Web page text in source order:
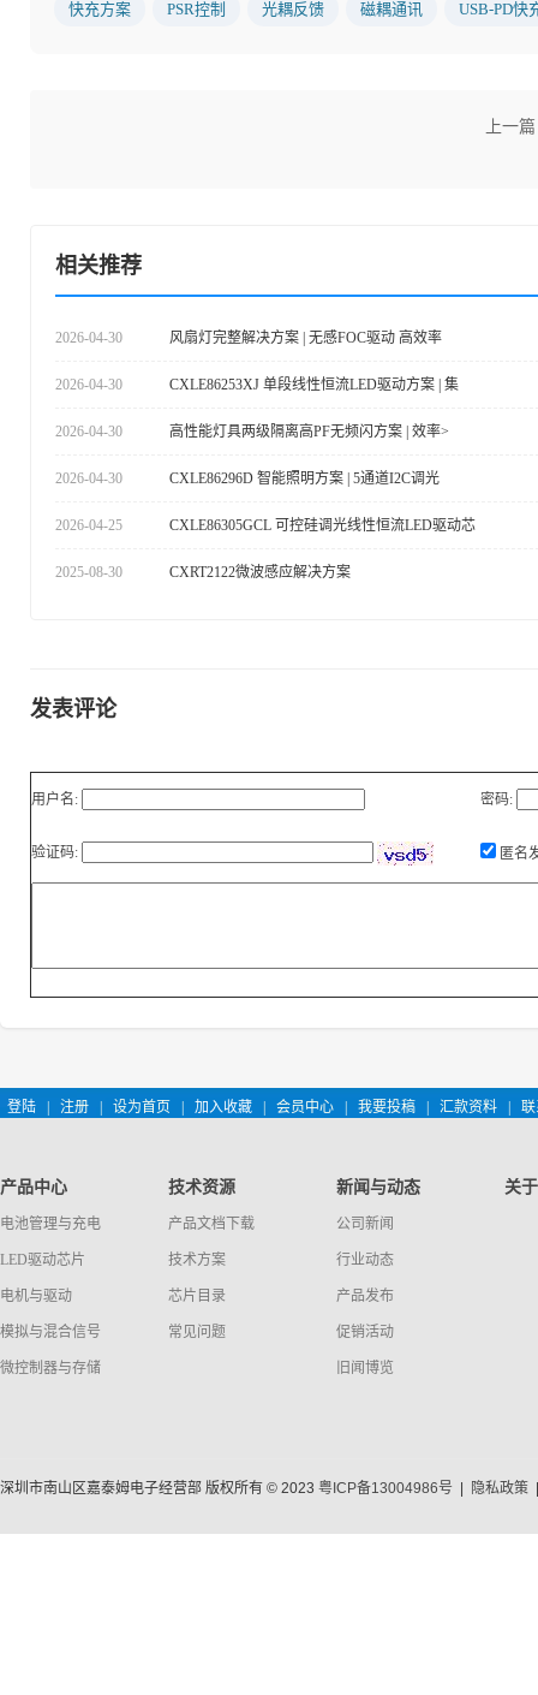
快充方案 PSR控制 光耦反馈 磁耦通讯 USB-PD快
上一
相关推荐
2026-04-30 风扇灯完整解决方案 | 无感FOC驱动 高效率
2026-04-30 CXLE86253XJ 单段线性恒流LED驱动方案 | 集
2026-04-30 高性能灯具两级隔离高PF无频闪方案 | 效率>
2026-04-30 CXLE86296D 智能照明方案 | 5通道I2C调光
2026-04-25 CXLE86305GCL 可控硅调光线性恒流LED驱动芯
2025-08-30 CXRT2122微波感应解决方案
发表评论
用户名: 密码:
验证码: 匿名
登陆 注册 设为首页 加入收藏 会员中心 我要投稿 汇款资料
产品中心
电池管理与充电
LED驱动芯片
电机与驱动
模拟与混合信号
微控制器与存储
技术资源
产品文档下载
技术方案
芯片目录
常见问题
新闻与动态
公司新闻
行业动态
产品发布
促销活动
旧闻博览
关
深圳市南山区嘉泰姆电子经营部 版权所有 © 2023 粤ICP备13004986号 隐私政策